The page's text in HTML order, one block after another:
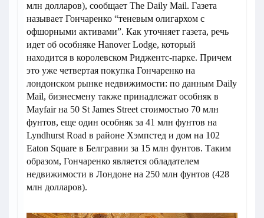
млн долларов), сообщает The Daily Mail. Газета
называет Гончаренко “теневым олигархом с
офшорными активами”. Как уточняет газета, речь
идет об особняке Hanover Lodge, который
находится в королевском Риджентс-парке. Причем
это уже четвертая покупка Гончаренко на
лондонском рынке недвижимости: по данным Daily
Mail, бизнесмену также принадлежат особняк в
Mayfair на 50 St James Street стоимостью 70 млн
фунтов, еще один особняк за 41 млн фунтов на
Lyndhurst Road в районе Хэмпстед и дом на 102
Eaton Square в Белгравии за 15 млн фунтов. Таким
образом, Гончаренко является обладателем
недвижимости в Лондоне на 250 млн фунтов (428
млн долларов).